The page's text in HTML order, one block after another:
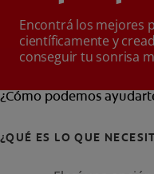
Encontrá los mejores
científicamente y
conseguir tu sonrisa
¿Cómo podemos
¿QUÉ ES LO QUE